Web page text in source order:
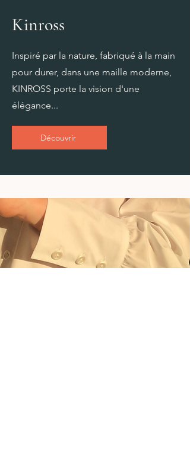
Kinross
Inspiré par la nature, fabriqué à la main
pour durer, dans une maille moderne,
KINROSS porte la vision d'une
élégance...
Découvrir